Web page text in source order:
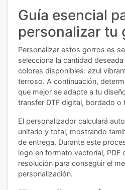
Guía esencial
personalizar tu
Personalizar estos gorros es
selecciona la cantidad
colores disponibles: azul
terroso. A continuación,
que mejor se adapte a tu
transfer DTF digital, bordado o
El personalizador calculará
unitario y total, mostrando
de entrega. Durante este
logo en formato vectorial, PDF
resolución para conseguir el
personalización.